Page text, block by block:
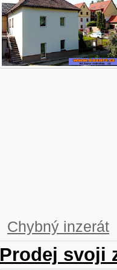
Chybný inzerát
Prodej svoji